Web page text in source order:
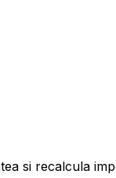
si recalcula